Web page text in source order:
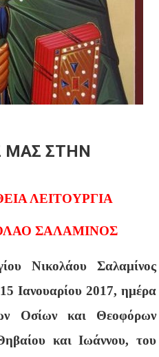
ΜΑΣ ΣΤΗΝ
ΛΕΙΤΟΥΡΓΙΑ
ΣΑΛΑΜΙΝΟΣ
Νικολάου Σαλαμίνος
Ιανουαρίου 2017, ημέρα
Οσίων και Θεοφόρων
και Ιωάννου, του